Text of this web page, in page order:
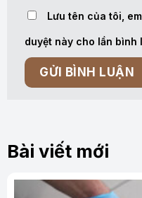
Lưu tên của tôi,
duyệt này cho lần bình
Bài viết mới